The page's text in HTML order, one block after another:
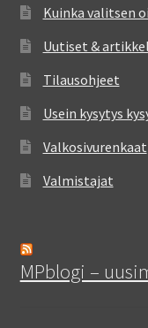
Kuinka valitsen
Uutiset &
Tilausohjeet
Usein kysytys
Valkosivurenkaat
Valmistajat
MPblogi –